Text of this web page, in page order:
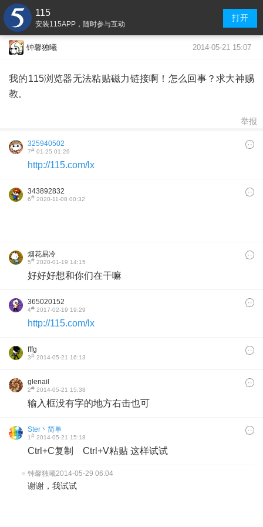
115
安装115APP，随时参与互动
打开
钟馨独曦 2014-05-21 15:07
我的115浏览器无法粘贴磁力链接啊！怎么回事？求大神赐
教。
举报
325940502
7# 01-25 01:26
http://115.com/lx
343892832
6# 2020-11-08 00:32
烟花易冷
5# 2020-01-19 14:15
好好好想和你们在干嘛
365020152
4# 2017-02-19 19:29
http://115.com/lx
fffg
3# 2014-05-21 16:13
glenail
2# 2014-05-21 15:38
输入框没有字的地方右击也可
Ster丶简单
1# 2014-05-21 15:18
Ctrl+C复制 Ctrl+V粘贴 这样试试
钟馨独曦2014-05-29 06:04
谢谢，我试试